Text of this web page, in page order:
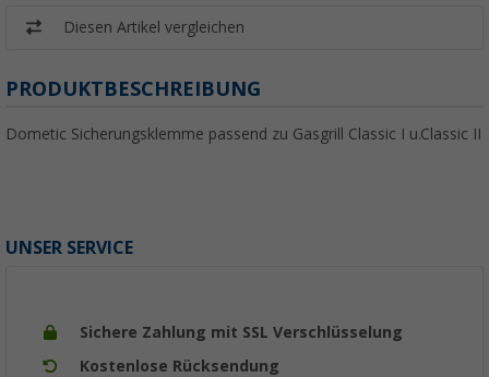
Diesen Artikel vergleichen
PRODUKTBESCHREIBUNG
Dometic Sicherungsklemme passend zu Gasgrill Classic I u.Classic II
UNSER SERVICE
Sichere Zahlung mit SSL Verschlüsselung
Kostenlose Rücksendung